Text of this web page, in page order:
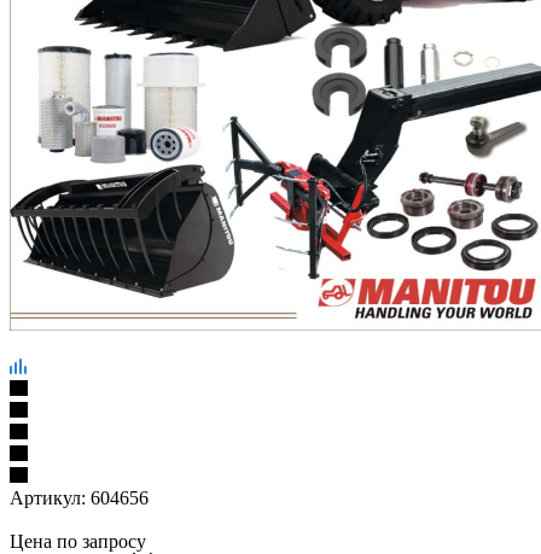
Артикул: 604656
Цена по запросу